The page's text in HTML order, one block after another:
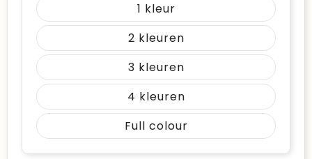
1
2
3
4
Full colour